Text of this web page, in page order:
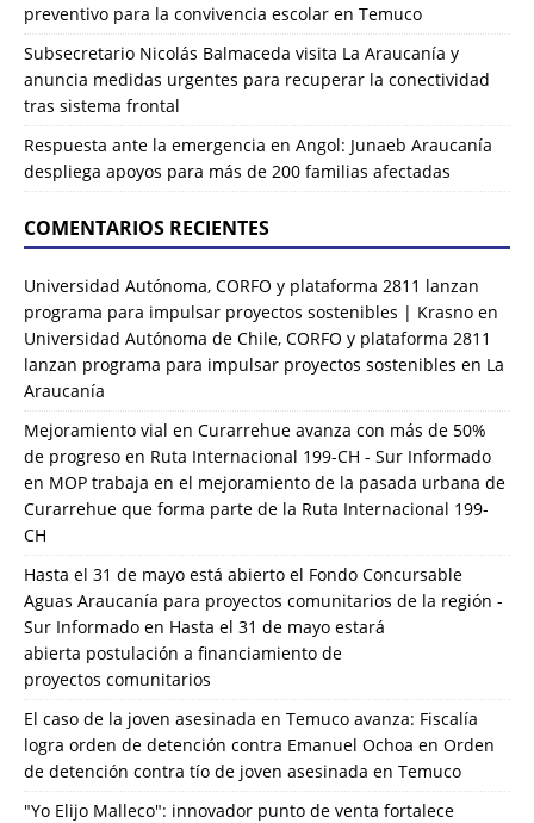
preventivo para la convivencia escolar en Temuco
Subsecretario Nicolás Balmaceda visita La Araucanía y
anuncia medidas urgentes para recuperar la conectividad
tras sistema frontal
Respuesta ante la emergencia en Angol: Junaeb Araucanía
despliega apoyos para más de 200 familias afectadas
COMENTARIOS RECIENTES
Universidad Autónoma, CORFO y plataforma 2811 lanzan
programa para impulsar proyectos sostenibles | Krasno en
Universidad Autónoma de Chile, CORFO y plataforma 2811
lanzan programa para impulsar proyectos sostenibles en La
Araucanía
Mejoramiento vial en Curarrehue avanza con más de 50%
de progreso en Ruta Internacional 199-CH - Sur Informado
en MOP trabaja en el mejoramiento de la pasada urbana de
Curarrehue que forma parte de la Ruta Internacional 199-
CH
Hasta el 31 de mayo está abierto el Fondo Concursable
Aguas Araucanía para proyectos comunitarios de la región -
Sur Informado en Hasta el 31 de mayo estará
abierta postulación a financiamiento de
proyectos comunitarios
El caso de la joven asesinada en Temuco avanza: Fiscalía
logra orden de detención contra Emanuel Ochoa en Orden
de detención contra tío de joven asesinada en Temuco
"Yo Elijo Malleco": innovador punto de venta fortalece